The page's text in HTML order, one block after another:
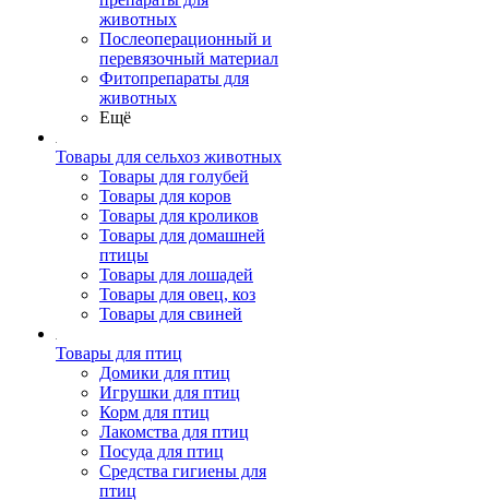
животных
Послеоперационный и
перевязочный материал
Фитопрепараты для
животных
Ещё
Товары для сельхоз животных
Товары для голубей
Товары для коров
Товары для кроликов
Товары для домашней
птицы
Товары для лошадей
Товары для овец, коз
Товары для свиней
Товары для птиц
Домики для птиц
Игрушки для птиц
Корм для птиц
Лакомства для птиц
Посуда для птиц
Средства гигиены для
птиц